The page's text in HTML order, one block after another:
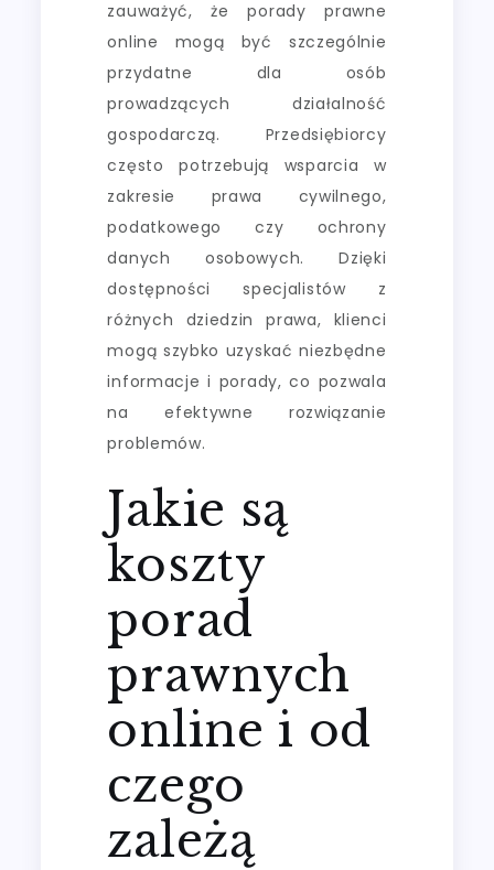
zauważyć, że porady prawne
online mogą być szczególnie
przydatne dla osób
prowadzących działalność
gospodarczą. Przedsiębiorcy
często potrzebują wsparcia w
zakresie prawa cywilnego,
podatkowego czy ochrony
danych osobowych. Dzięki
dostępności specjalistów z
różnych dziedzin prawa, klienci
mogą szybko uzyskać niezbędne
informacje i porady, co pozwala
na efektywne rozwiązanie
problemów.
Jakie są
koszty
porad
prawnych
online i od
czego
zależą